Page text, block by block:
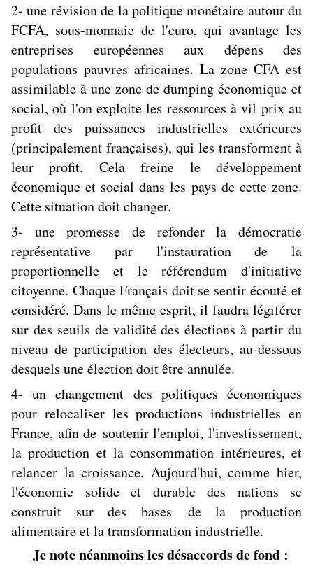
2- une révision de la politique monétaire autour du
FCFA, sous-monnaie de l'euro, qui avantage les
entreprises européennes aux dépens des
populations pauvres africaines. La zone CFA est
assimilable à une zone de dumping économique et
social, où l'on exploite les ressources à vil prix au
profit des puissances industrielles extérieures
(principalement françaises), qui les transforment à
leur profit. Cela freine le développement
économique et social dans les pays de cette zone.
Cette situation doit changer.
3- une promesse de refonder la démocratie
représentative par l'instauration de la
proportionnelle et le référendum d'initiative
citoyenne. Chaque Français doit se sentir écouté et
considéré. Dans le même esprit, il faudra légiférer
sur des seuils de validité des élections à partir du
niveau de participation des électeurs, au-dessous
desquels une élection doit être annulée.
4- un changement des politiques économiques
pour relocaliser les productions industrielles en
France, afin de soutenir l'emploi, l'investissement,
la production et la consommation intérieures, et
relancer la croissance. Aujourd'hui, comme hier,
l'économie solide et durable des nations se
construit sur des bases de la production
alimentaire et la transformation industrielle.
Je note néanmoins les désaccords de fond :